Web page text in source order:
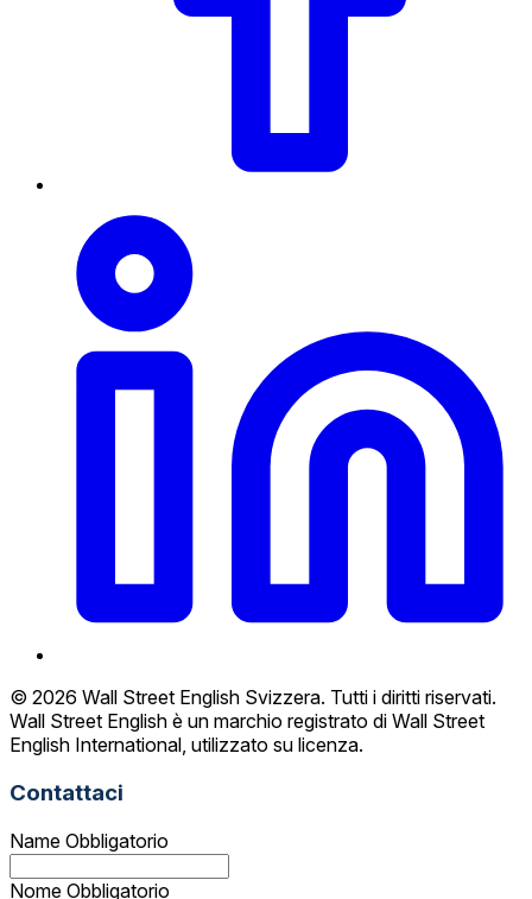
© 2026 Wall Street English Svizzera. Tutti i diritti riservati.
Wall Street English è un marchio registrato di Wall Street
English International, utilizzato su licenza.
Contattaci
Name Obbligatorio
Nome Obbligatorio